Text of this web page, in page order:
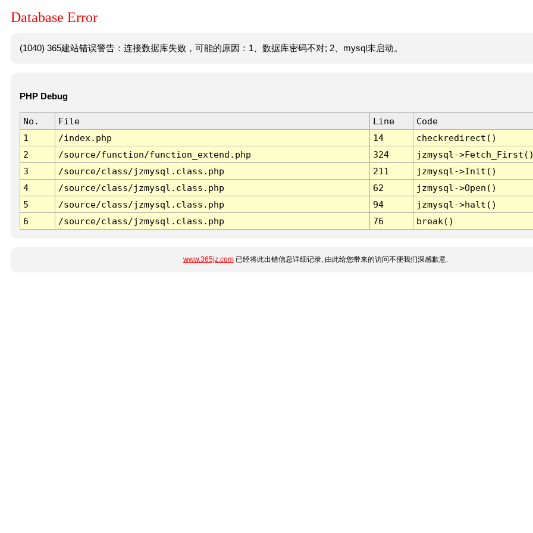
Database Error
(1040) 365建站错误警告：连接数据库失败，可能的原因：1、数据库密码不对; 2、mysql未启动。
PHP Debug
No. File Line
Code
1
/index.php 14
checkredirect()
2
/source/function/function_extend.php 324
jzmysql-
3
/source/class/jzmysql.class.php 211
jzmysql->Init()
4
/source/class/jzmysql.class.php 62
jzmysql->Open()
5
/source/class/jzmysql.class.php 94
jzmysql->halt()
6
/source/class/jzmysql.class.php 76 break()
www.365jz.com已经将此出错信息详细记录, 由此给您带来的访问不便我们深感歉意.